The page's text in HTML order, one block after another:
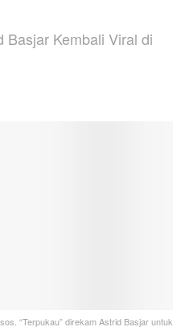
Basjar Kembali Viral di
“Terpukau” direkam Astrid Basjar untuk